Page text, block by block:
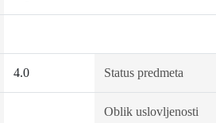
4.0 Status predmeta
Oblik uslovljenosti